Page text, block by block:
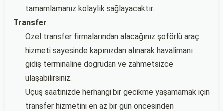
tamamlamanız kolaylık sağlayacaktır.
Transfer
Özel transfer firmalarından alacağınız şoförlü araç
hizmeti sayesinde kapınızdan alınarak havalimanı
gidiş terminaline doğrudan ve zahmetsizce
ulaşabilirsiniz.
Uçuş saatinizde herhangi bir gecikme yaşamamak için
transfer hizmetini en az bir gün öncesinden